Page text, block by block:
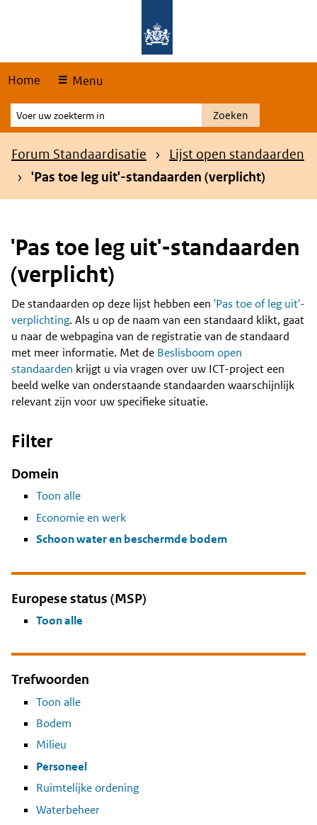
Home Menu
Voer
uw
zoekterm
Zoeken
Kruimelpad
Forum Standaardisatie
Lijst open standaarden
'Pas toe leg uit'-standaarden (verplicht)
'Pas toe leg uit'-standaarden
(verplicht)
Content
De standaarden op deze lijst hebben een 'Pas toe of leg uit'-
verplichting. Als u op de naam van een standaard klikt, gaat
u naar de webpagina van de registratie van de standaard
met meer informatie. Met de Beslisboom open
standaarden krijgt u via vragen over uw ICT-project een
beeld welke van onderstaande standaarden waarschijnlijk
relevant zijn voor uw specifieke situatie.
Filter
Domein
Toon alle
Economie en werk
Schoon water en beschermde bodem
Europese status (MSP)
Toon alle
Trefwoorden
Toon alle
Bodem
Milieu
Personeel
Ruimtelijke ordening
Waterbeheer